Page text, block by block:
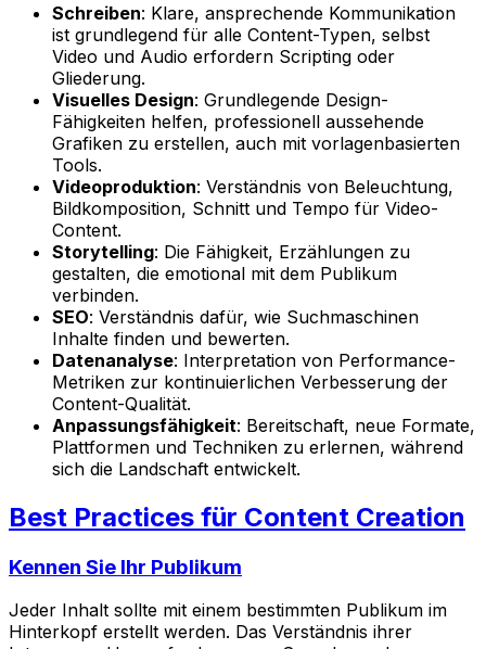
Schreiben: Klare, ansprechende Kommunikation
ist grundlegend für alle Content-Typen, selbst
Video und Audio erfordern Scripting oder
Gliederung.
Visuelles Design: Grundlegende Design-
Fähigkeiten helfen, professionell aussehende
Grafiken zu erstellen, auch mit vorlagenbasierten
Tools.
Videoproduktion: Verständnis von Beleuchtung,
Bildkomposition, Schnitt und Tempo für Video-
Content.
Storytelling: Die Fähigkeit, Erzählungen zu
gestalten, die emotional mit dem Publikum
verbinden.
SEO: Verständnis dafür, wie Suchmaschinen
Inhalte finden und bewerten.
Datenanalyse: Interpretation von Performance-
Metriken zur kontinuierlichen Verbesserung der
Content-Qualität.
Anpassungsfähigkeit: Bereitschaft, neue Formate,
Plattformen und Techniken zu erlernen, während
sich die Landschaft entwickelt.
Best Practices für Content Creation
Kennen Sie Ihr Publikum
Jeder Inhalt sollte mit einem bestimmten Publikum im
Hinterkopf erstellt werden. Das Verständnis ihrer